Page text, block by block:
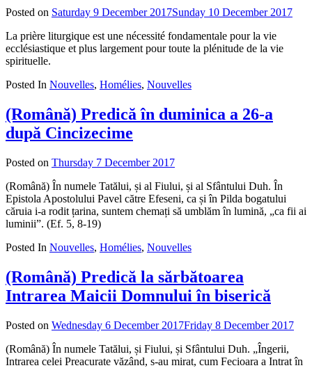
Posted on Saturday 9 December 2017Sunday 10 December 2017
La prière liturgique est une nécessité fondamentale pour la vie
ecclésiastique et plus largement pour toute la plénitude de la vie
spirituelle.
Posted In Nouvelles, Homélies, Nouvelles
(Română) Predică în duminica a 26-a
după Cincizecime
Posted on Thursday 7 December 2017
(Română) În numele Tatălui, și al Fiului, și al Sfântului Duh. În
Epistola Apostolului Pavel către Efeseni, ca și în Pilda bogatului
căruia i-a rodit țarina, suntem chemați să umblăm în lumină, „ca fii ai
luminii”. (Ef. 5, 8-19)
Posted In Nouvelles, Homélies, Nouvelles
(Română) Predică la sărbătoarea
Intrarea Maicii Domnului în biserică
Posted on Wednesday 6 December 2017Friday 8 December 2017
(Română) În numele Tatălui, și Fiului, și Sfântului Duh. „Îngerii,
Intrarea celei Preacurate văzând, s-au mirat, cum Fecioara a Intrat în